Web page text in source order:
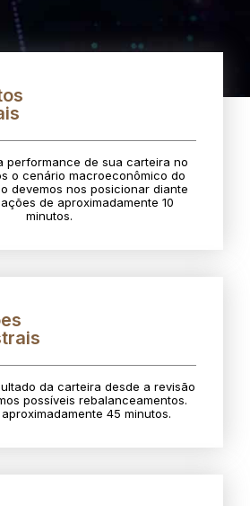
performance de sua carteira no
o cenário macroeconômico do
devemos nos posicionar diante
de aproximadamente 10
minutos.
da carteira desde a revisão
possíveis rebalanceamentos.
45 minutos.